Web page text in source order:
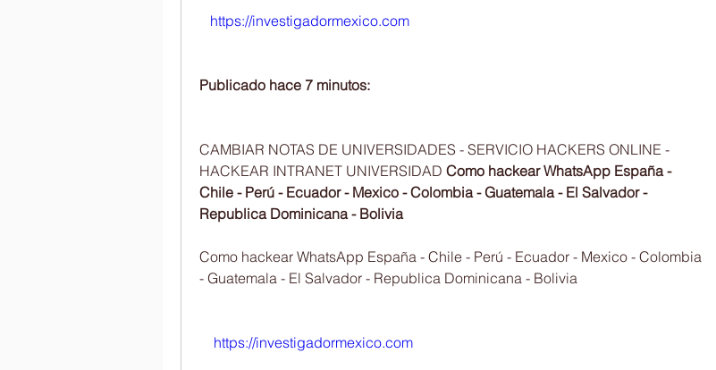
https://investigadormexico.com
Publicado hace 7 minutos:
CAMBIAR NOTAS DE UNIVERSIDADES - SERVICIO HACKERS ONLINE -
HACKEAR INTRANET UNIVERSIDAD Como hackear WhatsApp España -
Chile - Perú - Ecuador - Mexico - Colombia - Guatemala - El Salvador -
Republica Dominicana - Bolivia
Como hackear WhatsApp España - Chile - Perú - Ecuador - Mexico - Colombia
- Guatemala - El Salvador - Republica Dominicana - Bolivia
https://investigadormexico.com